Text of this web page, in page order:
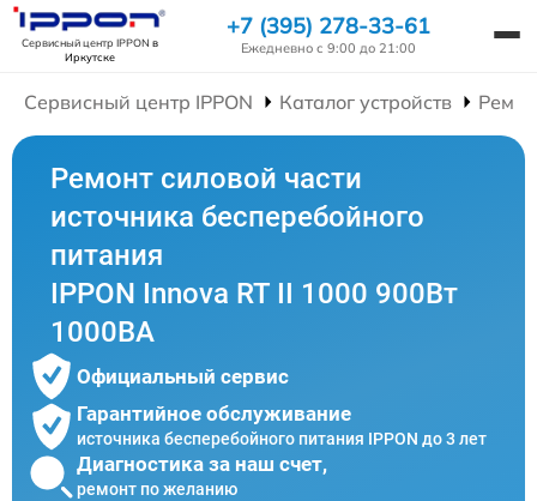
Сервисный центр IPPON в
Иркутске
+7 (395) 278-33-61
Ежедневно с 9:00 до 21:00
Сервисный центр IPPON Каталог устройств
Ремонт силовой части
источника бесперебойного
питания
IPPON Innova RT II 1000 900Вт
1000ВА
Официальный сервис
Гарантийное обслуживание
источника бесперебойного питания IPPON до 3 лет
Диагностика за наш счет,
ремонт по желанию